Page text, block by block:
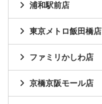
浦和駅前店
東京メトロ飯田橋店
ファミリかしわ店
京橋京阪モール店